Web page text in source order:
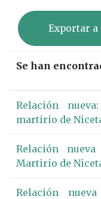
Exportar a
Se han
Relación
martirio de
Relación
Martirio de
Relación